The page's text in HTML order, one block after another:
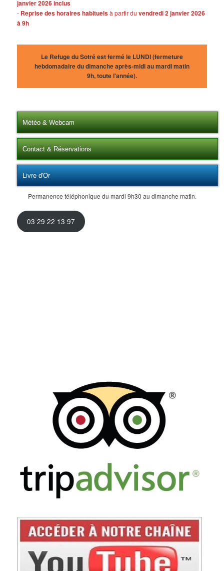
janvier 2026 inclus
- Reprise des horaires habituelsà partir duvendredi 2 janvier 2026
à 9h
Le Refuge du Sotré est fermé le LUNDI (fermeture
hebdomadaire du dimanche après-midi au mardi matin
9h, toute l'année).
Météo & Webcam
Contact & Réservations
Livre d'Or
Permanence téléphonique du mardi 9h30 au dimanche matin.
03 29 22 13 97